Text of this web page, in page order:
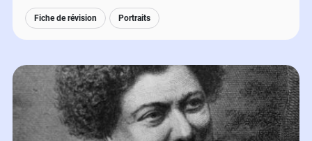
Fiche de révision Portraits